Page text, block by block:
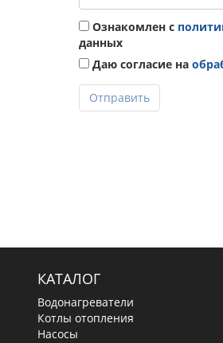
Ознакомлен с
данных
Даю согласие на
Отправить
КАТАЛОГ
Водонагреватели
Котлы отопления
Насосы